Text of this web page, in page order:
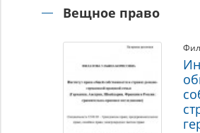
Вещное право